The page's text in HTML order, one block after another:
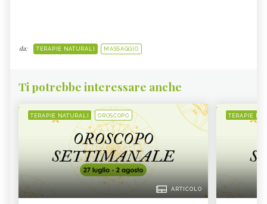
da: TERAPIE NATURALI MASSAGGIO
Ti potrebbe interessare anche
TERAPIE NATURALI OROSCOPO
ARTICOLO
TERAPIE